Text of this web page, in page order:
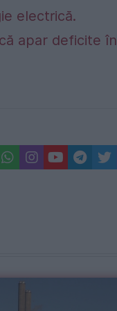
electrică.
apar deficite în